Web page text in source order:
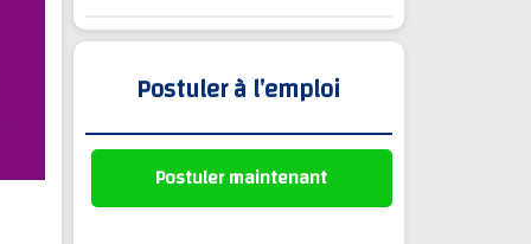
Postuler à l’emploi
Postuler maintenant